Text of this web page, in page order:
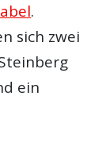
.
sich zwei
ein